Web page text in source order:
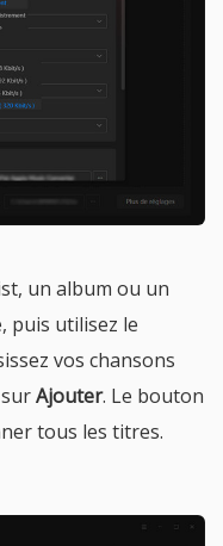
un album ou un
puis utilisez le
vos chansons
Ajouter. Le bouton
tous les titres.